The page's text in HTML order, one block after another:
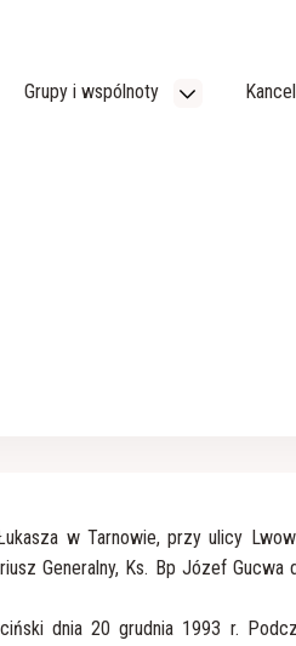
Grupy i wspólnoty
w Tarnowie, przy ulicy
Generalny, Ks. Bp Józef Gucwa
dnia 20 grudnia 1993 r.